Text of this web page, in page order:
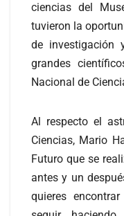
ciencias del
tuvieron la
de investigación
grandes
Nacional de
Al respecto el
Ciencias, Mario
Futuro que se
antes y un
quieres